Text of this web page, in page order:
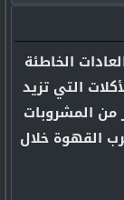
الخاطئة
التي تزيد
من المشروبات
القهوة خلال